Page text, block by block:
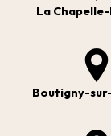
La
Boutigny-